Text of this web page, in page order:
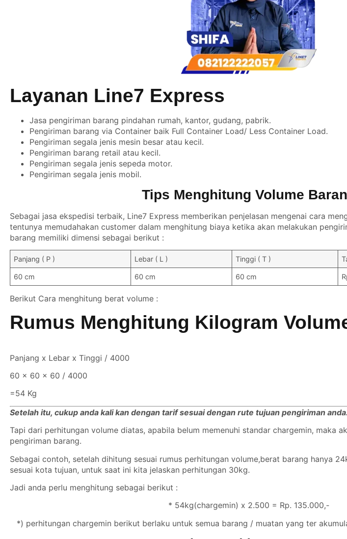
Layanan Line7 Express
Jasa pengiriman barang pindahan rumah, kantor, gudang, pabrik.
Pengiriman barang via Container baik Full Container Load/ Less Container Load.
Pengiriman segala jenis mesin besar atau kecil.
Pengiriman barang retail atau kecil.
Pengiriman segala jenis sepeda motor.
Pengiriman segala jenis mobil.
Tips Menghitung Volume
Sebagai jasa ekspedisi terbaik, Line7 Express memberikan penjelasan mengenai cara
tentunya memudahakan customer dalam menghitung biaya ketika akan melakukan
barang memiliki dimensi sebagai berikut :
Panjang ( P ) Lebar ( L ) Tinggi ( T )
60 cm 60 cm 60 cm
Berikut Cara menghitung berat volume :
Rumus Menghitung Kilogram
Panjang x Lebar x Tinggi / 4000
60 x 60 x 60 / 4000
=54 Kg
Setelah itu, cukup anda kali kan dengan tarif sesuai dengan rute tujuan pengiriman anda.
Tapi dari perhitungan volume diatas, apabila belum memenuhi standar chargemin, maka
pengiriman barang.
Sebagai contoh, setelah dihitung sesuai rumus perhitungan volume,berat barang hanya
sesuai kota tujuan, untuk saat ini kita jelaskan perhitungan 30kg.
Jadi anda perlu menghitung sebagai berikut :
* 54kg(chargemin) x 2.500 = Rp. 135.000,-
*) perhitungan chargemin berikut berlaku untuk semua barang / muatan yang ter